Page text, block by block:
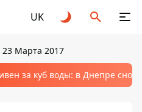
UK
23 Марта 2017
за куб воды: в Днепре